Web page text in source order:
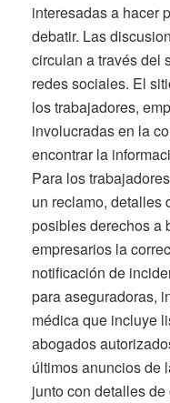
interesadas a hacer
debatir. Las
circulan a través del
redes sociales. El
los trabajadores,
involucradas en la
encontrar la
Para los
un reclamo, detalles
posibles derechos a
empresarios la
notificación de
para aseguradoras,
médica que incluye
abogados
últimos anuncios de
junto con detalles